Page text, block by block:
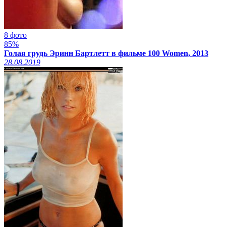
8 фото
85%
Голая грудь Эринн Бартлетт в фильме 100 Women, 2013
28.08.2019